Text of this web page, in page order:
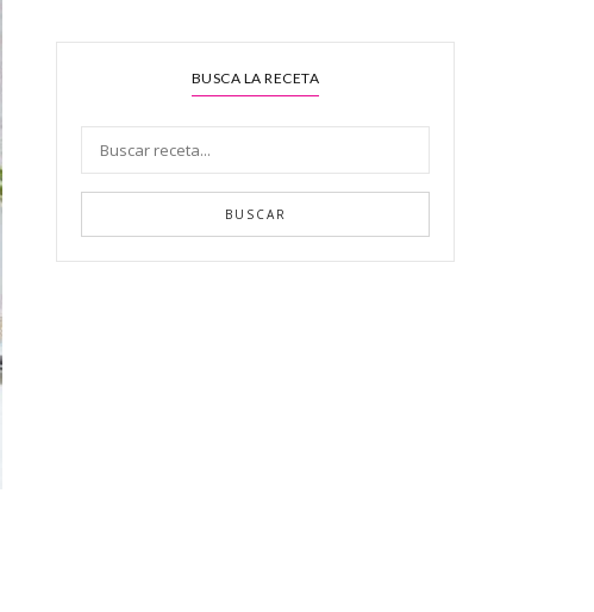
BUSCA LA RECETA
BUSCAR